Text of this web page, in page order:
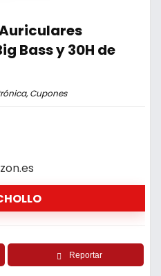
Bass y 30H de
,Cupones
Reportar